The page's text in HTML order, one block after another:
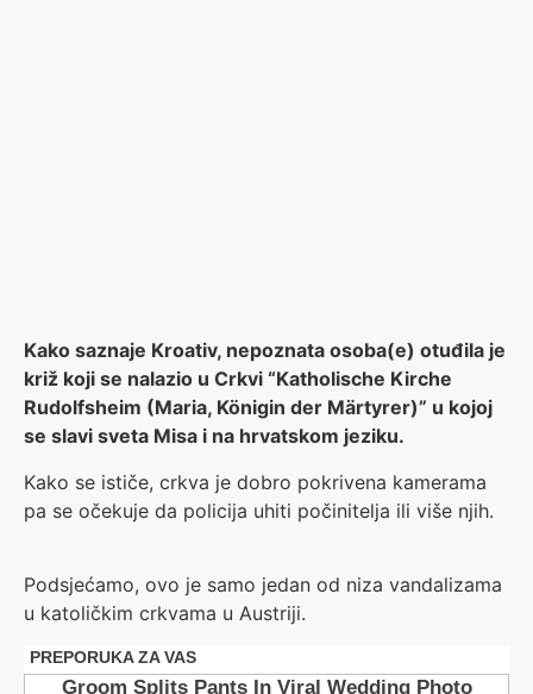
Kako saznaje Kroativ, nepoznata osoba(e) otuđila je
križ koji se nalazio u Crkvi “Katholische Kirche
Rudolfsheim (Maria, Königin der Märtyrer)” u kojoj
se slavi sveta Misa i na hrvatskom jeziku.
Kako se ističe, crkva je dobro pokrivena kamerama
pa se očekuje da policija uhiti počinitelja ili više njih.
Podsjećamo, ovo je samo jedan od niza vandalizama
u katoličkim crkvama u Austriji.